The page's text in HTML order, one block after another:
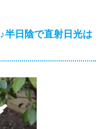
半日陰で直射日光は